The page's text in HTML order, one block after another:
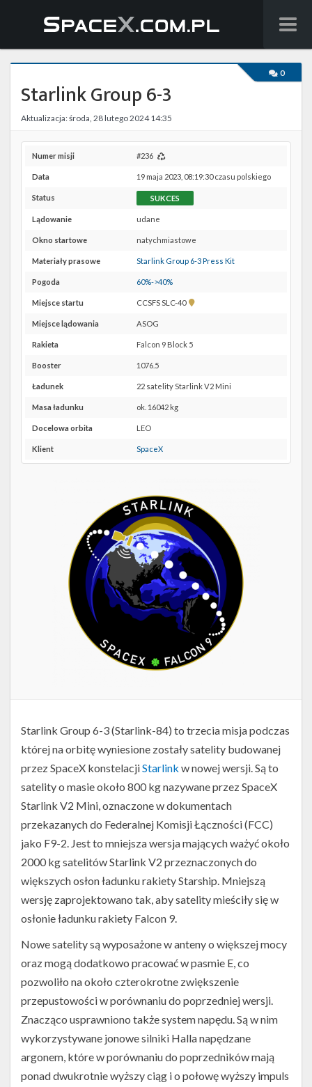
Wiadomości
Baza wiedzy
Starlink
Starship
Na żywo
Facebook
Kalendarze
0
Starlink Group 6-3
Aktualizacja: środa, 28 lutego 2024 14:35
Numer misji #236
Data 19 maja 2023, 08:19:30 czasu polskiego
Status SUKCES
Lądowanie udane
Okno startowe natychmiastowe
Materiały prasowe Starlink Group 6-3 Press Kit
Pogoda 60%->40%
Miejsce startu CCSFS SLC-40
Pokaż
Maps
Miejsce lądowania ASOG
Rakieta Falcon 9 Block 5
Booster 1076.5
Ładunek 22 satelity Starlink V2 Mini
Masa ładunku ok. 16042 kg
Docelowa orbita LEO
Klient SpaceX
Starlink Group 6-3 (Starlink-84) to trzecia misja podczas
której na orbitę wyniesione zostały satelity budowanej
przez SpaceX konstelacjiStarlink w nowej wersji. Są to
satelity o masie około 800 kg nazywane przez SpaceX
Starlink V2 Mini, oznaczone w dokumentach
przekazanych do Federalnej Komisji Łączności (FCC)
jako F9-2. Jest to mniejsza wersja mających ważyć około
2000 kg satelitów Starlink V2 przeznaczonych do
większych osłon ładunku rakiety Starship. Mniejszą
wersję zaprojektowano tak, aby satelity mieściły się w
osłonie ładunku rakiety Falcon 9.
Nowe satelity są wyposażone w anteny o większej mocy
oraz mogą dodatkowo pracować w pasmie E, co
pozwoliło na około czterokrotne zwiększenie
przepustowości w porównaniu do poprzedniej wersji.
Znacząco usprawniono także system napędu. Są w nim
wykorzystywane jonowe silniki Halla napędzane
argonem, które w porównaniu do poprzedników mają
ponad dwukrotnie wyższy ciąg i o połowę wyższy impuls